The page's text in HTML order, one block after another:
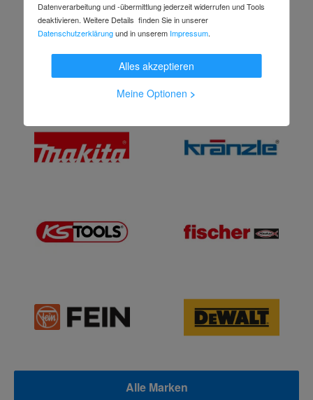
Alle Marken
Datenverarbeitung und -übermittlung jederzeit widerrufen und Tools
deaktivieren. Weitere Details finden Sie in unserer
Datenschutzerklärungund in unserem Impressum.
Alles akzeptieren
Meine Optionen >